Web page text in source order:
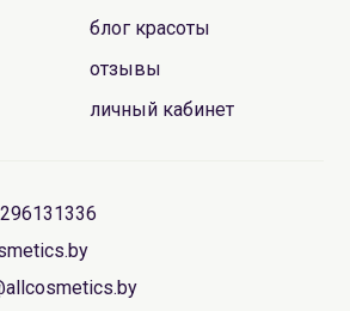
блог красоты
отзывы
личный кабинет